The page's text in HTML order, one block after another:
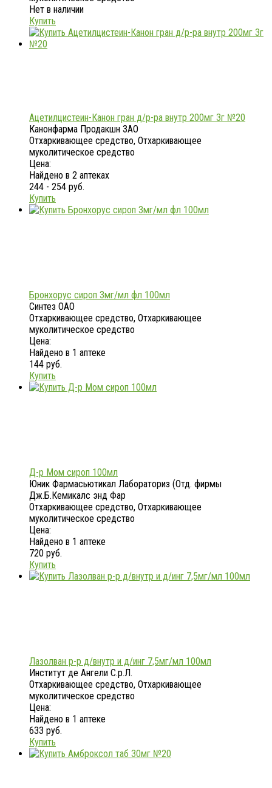
Нет в наличии
Купить
Ацетилцистеин-Канон гран д/р-ра внутр 200мг 3г №20
Канонфарма Продакшн ЗАО
Отхаркивающее средство, Отхаркивающее
муколитическое средство
Цена:
Найдено в 2 аптеках
244 - 254 руб.
Купить
Бронхорус сироп 3мг/мл фл 100мл
Синтез ОАО
Отхаркивающее средство, Отхаркивающее
муколитическое средство
Цена:
Найдено в 1 аптеке
144 руб.
Купить
Д-р Мом сироп 100мл
Юник Фармасьютикал Лабораториз (Отд. фирмы
Дж.Б.Кемикалс энд Фар
Отхаркивающее средство, Отхаркивающее
муколитическое средство
Цена:
Найдено в 1 аптеке
720 руб.
Купить
Лазолван р-р д/внутр и д/инг 7,5мг/мл 100мл
Институт де Ангели С.р.Л.
Отхаркивающее средство, Отхаркивающее
муколитическое средство
Цена:
Найдено в 1 аптеке
633 руб.
Купить